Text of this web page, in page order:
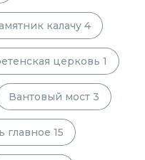
калачу 4
церковь 1
Вантовый мост 3
главное 15